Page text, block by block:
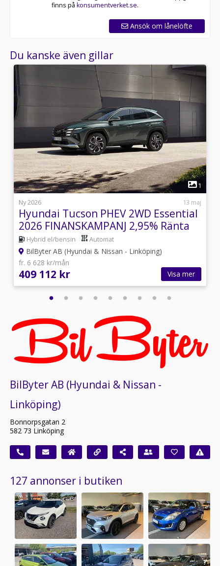
finns på konsumentverket.se.
Ansök om lånelöfte
Du kanske även gillar
1
Ny 2026
13 maj
Hyundai Tucson PHEV 2WD Essential
2026 FINANSKAMPANJ 2,95% Ränta
Hybrid el/bensin Automat
BilByter AB (Hyundai & Nissan - Linköping)
fr. 6 628 kr/mån
409 112 kr Visa mer
BilByter AB (Hyundai & Nissan -
Linköping)
Bonnorpsgatan 2
582 73 Linköping
127 annonser i butiken